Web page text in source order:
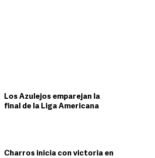
Los Azulejos emparejan la
final de la Liga Americana
Charros inicia con victoria en